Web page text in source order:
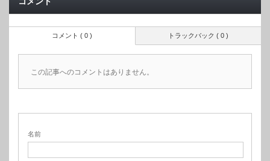
トラックバック ( 0 )
コメント ( 0 )
この記事へのコメントはありません。
名前